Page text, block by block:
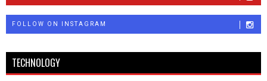
FOLLOW ON INSTAGRAM
TECHNOLOGY